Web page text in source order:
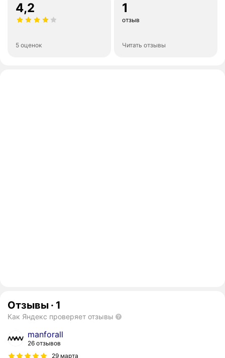
4,2
5 оценок
1
отзыв
Читать отзывы
Отзывы · 1
Как Яндекс проверяет отзывы
manforall
26 отзывов
29 марта